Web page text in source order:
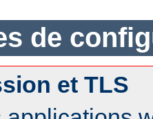
de
et TLS